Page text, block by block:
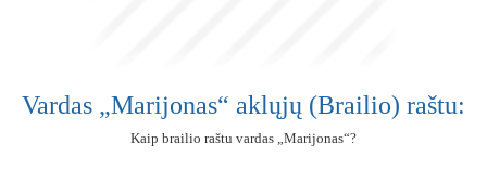
Vardas „Marijonas“ aklųjų (Brailio) raštu:
Kaip brailio raštu vardas „Marijonas“?